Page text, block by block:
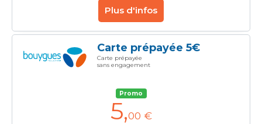
Plus d'infos
Carte prépayée 5€
Carte prépayée
sans engagement
Promo
5,00 €